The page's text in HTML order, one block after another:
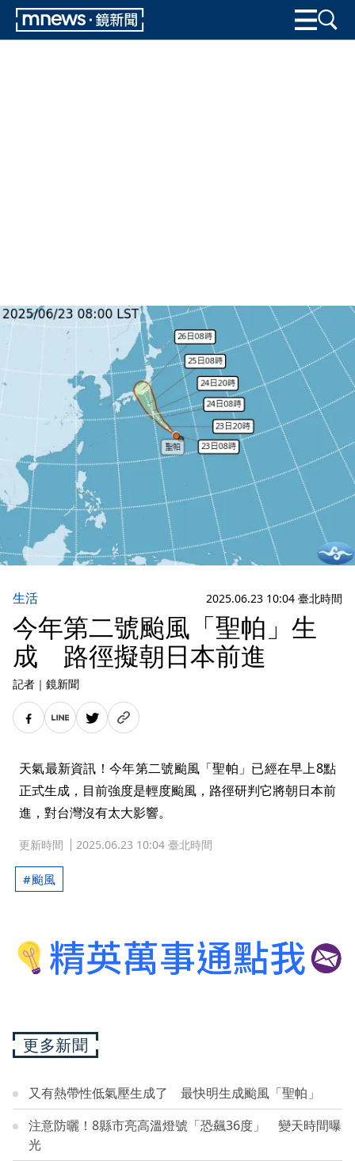
生活 2025.06.23 10:04 臺北時間
今年第二號颱風「聖帕」生
成 路徑擬朝日本前進
記者 ｜ 鏡新聞
天氣最新資訊！今年第二號颱風「聖帕」已經在早上8點
正式生成，目前強度是輕度颱風，路徑研判它將朝日本前
進，對台灣沒有太大影響。
更新時間 2025.06.23 10:04 臺北時間
颱風
更多新聞
又有熱帶性低氣壓生成了 最快明生成颱風「聖帕」
注意防曬！8縣市亮高溫燈號「恐飆36度」 變天時間曝
光